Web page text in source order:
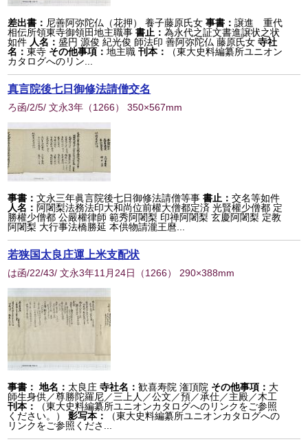
差出書： 尼善阿弥陀仏（花押） 養子藤原氏女 事書：譲進 重代
相伝所領東寺御領田地主職事書止：為永代之証文書進譲状之状
如件 人名：盛円 源俊 紀光俊 師法印 善阿弥陀仏 藤原氏女 寺社
名：東寺 その他事項：地主職刊本：
（東大史料編纂所ユニオン
カタログへのリン...
真言院後七日御修法請僧交名
ろ函/2/5/ 文永3年 （1266） 350×567mm
事書：文永三年眞言院後七日御修法請僧等事 書止：交名等如件
人名： 阿闍梨法務法印大和尚位前權大僧都定済 光賢權少僧都 定
勝權少僧都 公嚴權律師 範秀阿闍梨 印禅阿闍梨 玄慶阿闍梨 定教
阿闍梨 大行事法橋勝延 本供物請瀧王麿...
若狭国太良庄運上米支配状
は函/22/43/ 文永3年11月24日 （1266） 290×388mm
事書： 地名： 太良庄 寺社名：歓喜寿院 潅頂院 その他事項： 大
師生身供／尊勝陀羅尼／三上人／公文／預／承仕／主殿／木工
刊本：
（東大史料編纂所ユニオンカタログへのリンクをご参照
ください。）
影写本：
（東大史料編纂所ユニオンカタログへの
リンクをご参照くださ...